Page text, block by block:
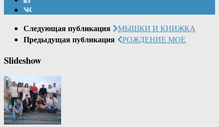
Следующая публикация МЫШКИ И КНИЖКА
Предыдущая публикация РОЖДЕНИЕ МОЕ
Slideshow